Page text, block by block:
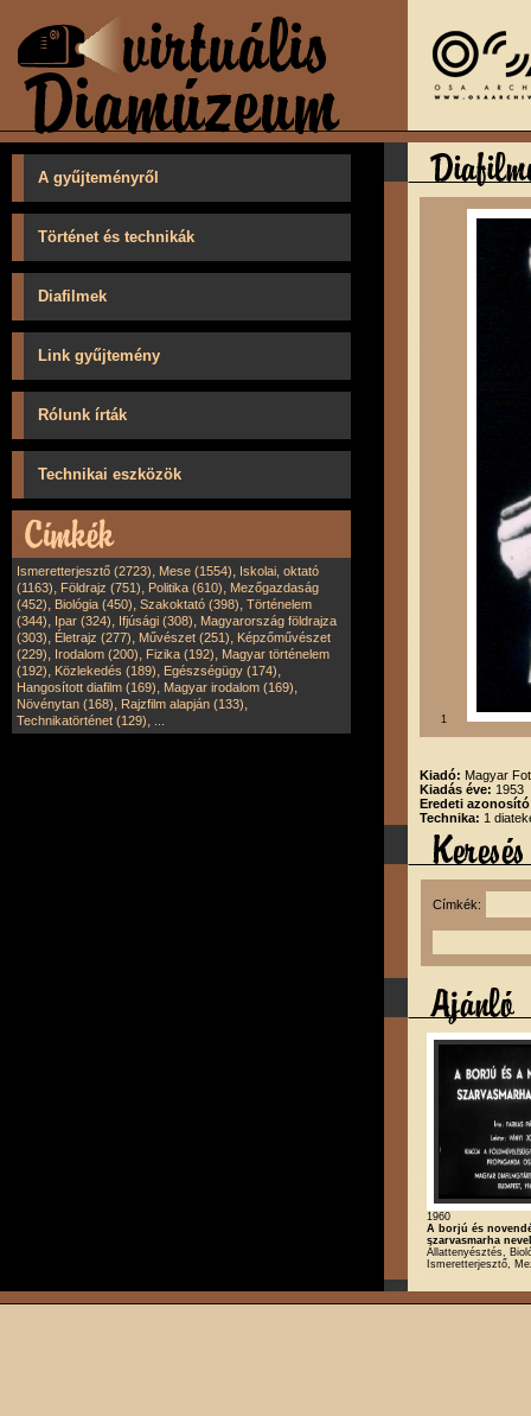
A gyűjteményről
Történet és technikák
Diafilmek
Link gyűjtemény
Rólunk írták
Technikai eszközök
Ismeretterjesztő (2723), Mese (1554), Iskolai, oktató
(1163), Földrajz (751), Politika (610), Mezőgazdaság
(452), Biológia (450), Szakoktató (398), Történelem
(344), Ipar (324), Ifjúsági (308), Magyarország földrajza
(303), Életrajz (277), Művészet (251), Képzőművészet
(229), Irodalom (200), Fizika (192), Magyar történelem
(192), Közlekedés (189), Egészségügy (174),
Hangosított diafilm (169), Magyar irodalom (169),
Növénytan (168), Rajzfilm alapján (133),
Technikatörténet (129), 1
Kiadó: Magyar
Kiadás éve: 1953
Eredeti
Technika: 1
Címkék:
1960
A borjú és
szarvasmarha
Állattenyésztés,
Ismeretterjesztő,